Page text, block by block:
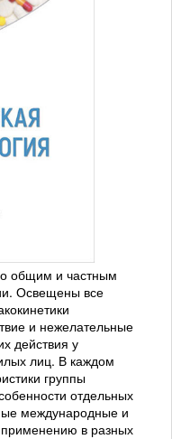
общим и частным
Освещены все
и нежелательные
действия у
лиц. В каждом
группы
отдельных
международные и
в разных